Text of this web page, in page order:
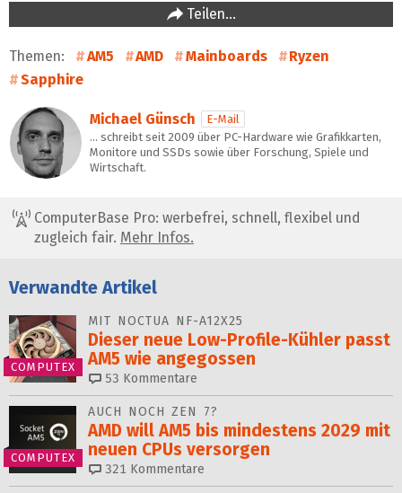
Teilen…
Themen: AM5 AMD Mainboards
Ryzen
Sapphire
Michael Günsch
E-Mail
… schreibt seit 2009 über PC-Hardware wie Grafikkarten,
Monitore und SSDs sowie über Forschung, Spiele und
Wirtschaft.
ComputerBase Pro: werbefrei, schnell, flexibel und
zugleich fair. Mehr Infos.
Verwandte Artikel
COMPUTEX
MIT NOCTUA NF-A12X25
Dieser neue Low-Profile-Kühler passt
AM5 wie angegossen
53 Kommentare
COMPUTEX
AUCH NOCH ZEN 7?
AMD will AM5 bis mindestens 2029 mit
neuen CPUs versorgen
321 Kommentare